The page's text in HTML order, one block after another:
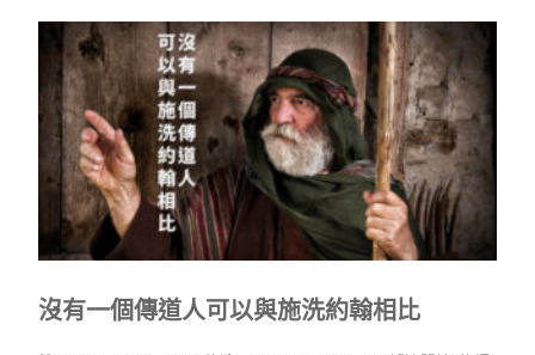
沒有一個傳道人可以與施洗約翰相比